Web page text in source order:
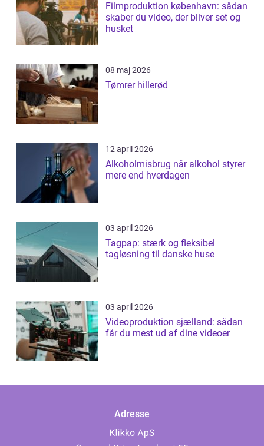
Filmproduktion københavn: sådan
skaber du video, der bliver set og
husket
08 maj 2026
Tømrer hillerød
12 april 2026
Alkoholmisbrug når alkohol styrer
mere end hverdagen
03 april 2026
Tagpap: stærk og fleksibel
tagløsning til danske huse
03 april 2026
Videoproduktion sjælland: sådan
får du mest ud af dine videoer
Adresse